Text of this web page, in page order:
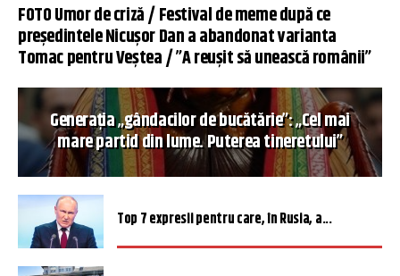
FOTO Umor de criză / Festival de meme după ce
președintele Nicușor Dan a abandonat varianta
Tomac pentru Veștea / ”A reușit să unească românii”
Generația „gândacilor de bucătărie”: „Cel mai
mare partid din lume. Puterea tineretului”
Top 7 expresii pentru care, în Rusia, a...